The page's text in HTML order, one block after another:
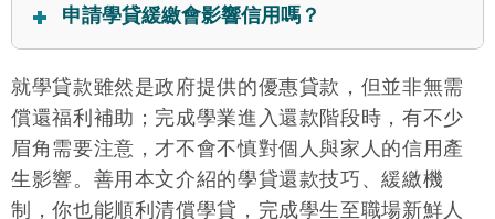
行聯繫，協商可負擔的還款方案。
符合低所得（前一年平均月收入未達5萬）、低收入
業、教育實習等原因，需變更學貸償還起算日，主動
告知銀行也能實現學貸延期。
申請學貸緩繳會影響信用嗎？
不會，學貸緩繳是尚未出現遲繳行為時，可以選擇的
還款寬緩措施，並不會對個人或家人的信用造成影
響。
就學貸款雖然是政府提供的優惠貸款，但並非無需
償還福利補助；完成學業進入還款階段時，有不少
眉角需要注意，才不會不慎對個人與家人的信用產
生影響。善用本文介紹的學貸還款技巧、緩繳機
制，你也能順利清償學貸，完成學生至職場新鮮人